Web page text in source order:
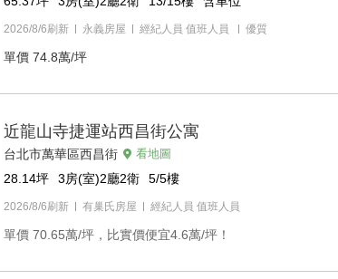
2026/8/6刷新 永義房屋 經紀人員 值班人員 優質
單價 74.8萬/坪
近龍山寺捷運站西昌街公寓
台北市萬華區西昌街 看地圖
28.14坪 3房(室)2廳2衛 5/5樓
2026/8/6刷新 有巢氏房屋 經紀人員 值班人員
單價 70.65萬/坪，比實價便宜4.6萬/坪！